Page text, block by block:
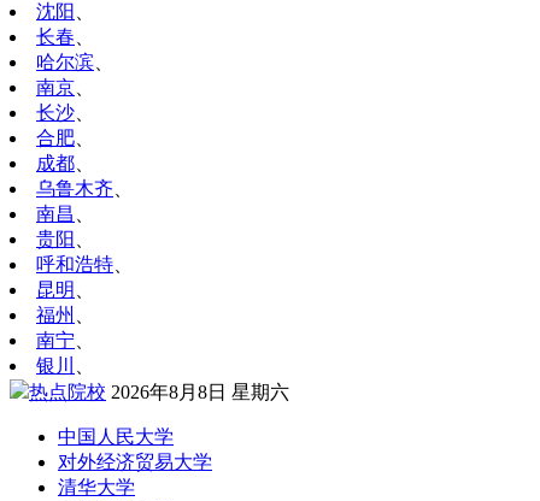
沈阳
长春
哈尔滨
南京
长沙
合肥
成都
乌鲁木齐
南昌
贵阳
呼和浩特
昆明
福州
南宁
银川
热点院校 2026年8月8日 星期六
中国人民大学
对外经济贸易大学
清华大学